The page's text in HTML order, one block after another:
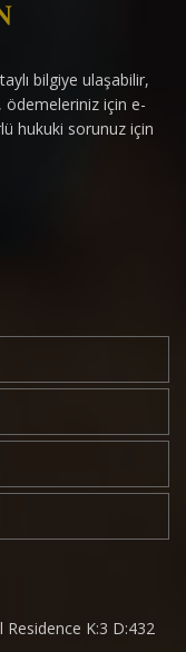
bilgiye ulaşabilir,
ödemeleriniz için e-
hukuki sorunuz için
K:3 D:432